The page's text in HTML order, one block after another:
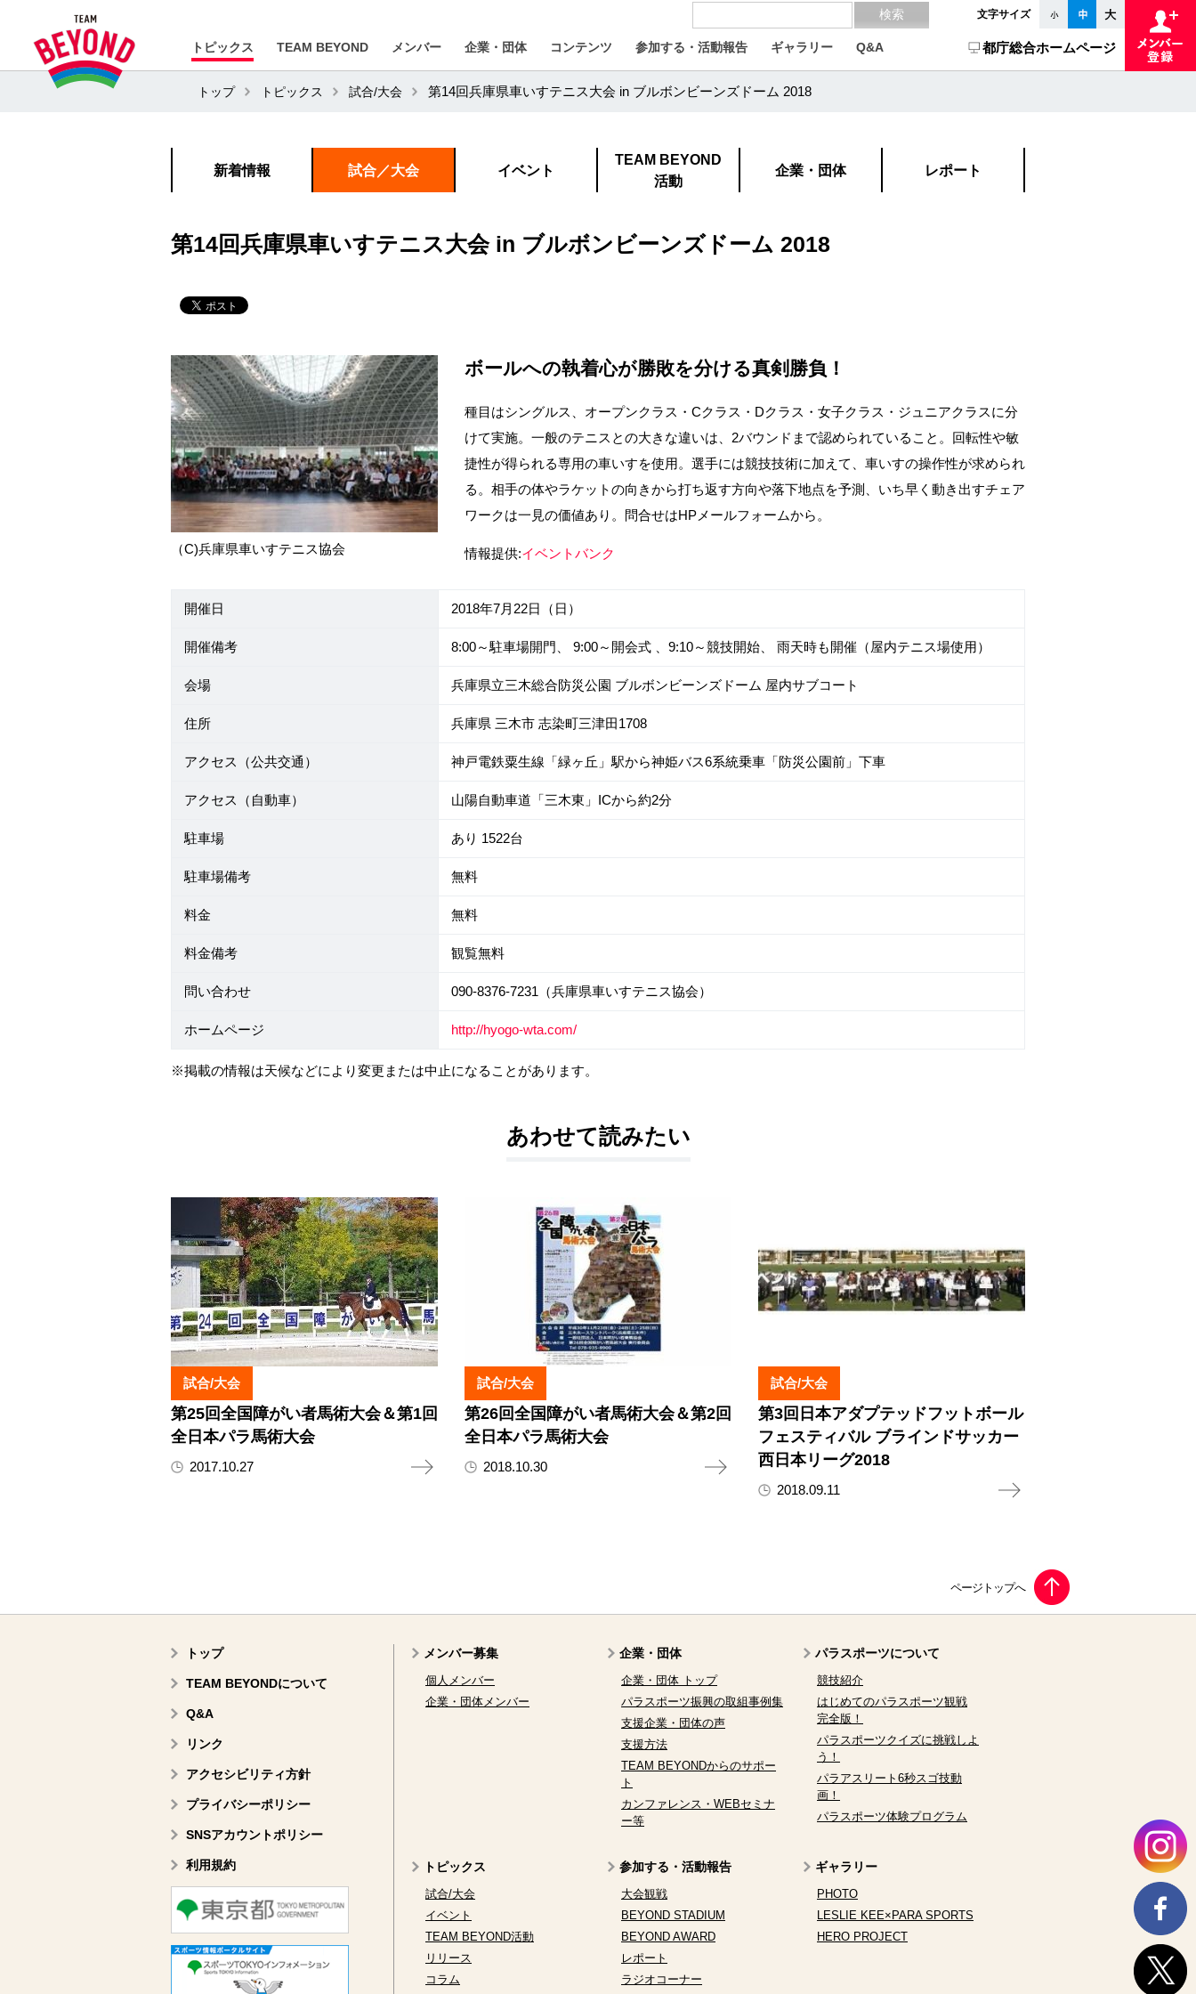
文字サイズ
トピックス TEAM BEYOND メンバー 企業・団体 コンテンツ 参加する・活動報告 ギャラリー Q&A 都庁総合ホームページ
トップ トピックス 試合/大会 第14回兵庫県車いすテニス大会 in ブルボンビーンズドーム 2018
新着情報 試合／大会 イベント
TEAM BEYOND
活動
企業・団体 レポート
第14回兵庫県車いすテニス大会 in ブルボンビーンズドーム 2018
（C)兵庫県車いすテニス協会
ボールへの執着心が勝敗を分ける真剣勝負！
種目はシングルス、オープンクラス・Cクラス・Dクラス・女子クラス・ジュニアクラスに分
けて実施。一般のテニスとの大きな違いは、2バウンドまで認められていること。回転性や敏
捷性が得られる専用の車いすを使用。選手には競技技術に加えて、車いすの操作性が求められ
る。相手の体やラケットの向きから打ち返す方向や落下地点を予測、いち早く動き出すチェア
ワークは一見の価値あり。問合せはHPメールフォームから。
情報提供:イベントバンク
開催日 2018年7月22日（日）
開催備考 8:00～駐車場開門、 9:00～開会式 、9:10～競技開始、 雨天時も開催（屋内テニス場使用）
会場 兵庫県立三木総合防災公園 ブルボンビーンズドーム 屋内サブコート
住所 兵庫県 三木市 志染町三津田1708
アクセス（公共交通） 神戸電鉄粟生線「緑ヶ丘」駅から神姫バス6系統乗車「防災公園前」下車
アクセス（自動車） 山陽自動車道「三木東」ICから約2分
駐車場 あり 1522台
駐車場備考 無料
料金 無料
料金備考 観覧無料
問い合わせ 090-8376-7231（兵庫県車いすテニス協会）
ホームページ http://hyogo-wta.com/
※掲載の情報は天候などにより変更または中止になることがあります。
あわせて読みたい
試合/大会
第25回全国障がい者馬術大会＆第1回
全日本パラ馬術大会
2017.10.27
試合/大会
第26回全国障がい者馬術大会＆第2回
全日本パラ馬術大会
2018.10.30
試合/大会
第3回日本アダプテッドフットボール
フェスティバル ブラインドサッカー
西日本リーグ2018
2018.09.11
トップ
TEAM BEYONDについて
Q&A
リンク
アクセシビリティ方針
プライバシーポリシー
SNSアカウントポリシー
利用規約
メンバー募集
個人メンバー
企業・団体メンバー
企業・団体
企業・団体 トップ
パラスポーツ振興の取組事例集
支援企業・団体の声
支援方法
TEAM BEYONDからのサポー
ト
カンファレンス・WEBセミナ
ー等
パラスポーツについて
競技紹介
はじめてのパラスポーツ観戦
完全版！
パラスポーツクイズに挑戦しよ
う！
パラアスリート6秒スゴ技動
画！
パラスポーツ体験プログラム
トピックス
試合/大会
イベント
TEAM BEYOND活動
リリース
コラム
参加する・活動報告
大会観戦
BEYOND STADIUM
BEYOND AWARD
レポート
ラジオコーナー
ギャラリー
PHOTO
LESLIE KEE×PARA SPORTS
HERO PROJECT